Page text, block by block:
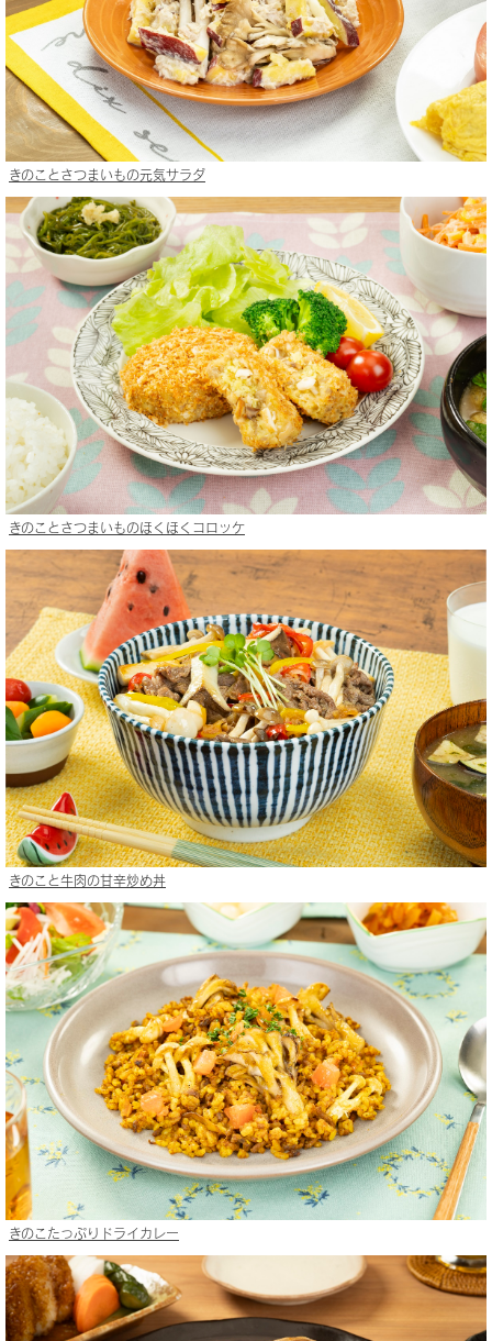
きのことさつまいもの元気サラダ
きのことさつまいものほくほくコロッケ
きのこと牛肉の甘辛炒め丼
きのこたっぷりドライカレー